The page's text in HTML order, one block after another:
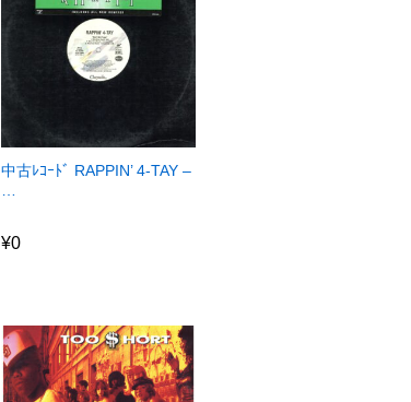
中古ﾚｺｰﾄﾞ RAPPIN’ 4-TAY –
¥0